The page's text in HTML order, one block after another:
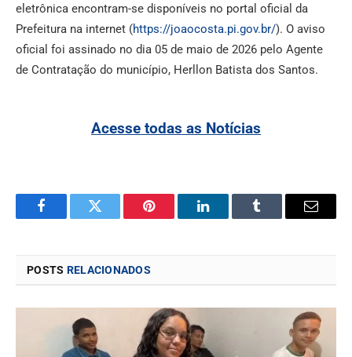
eletrônica encontram-se disponíveis no portal oficial da
Prefeitura na internet (https://joaocosta.pi.gov.br/). O aviso
oficial foi assinado no dia 05 de maio de 2026 pelo Agente
de Contratação do município, Herllon Batista dos Santos.
Acesse todas as Notícias
FacebookTwitter Pinterest LinkedInTumblr Email
POSTS RELACIONADOS